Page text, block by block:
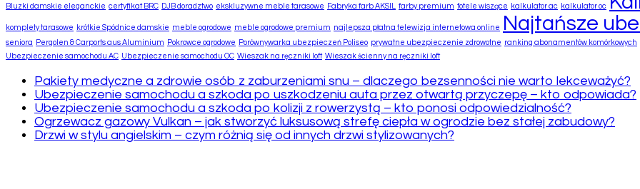
Bluzki damskie eleganckie certyfikat BRC DJB doradztwo ekskluzywne meble tarasowe Fabryka farb AKSIL farby premium fotele wiszące kalkulator ac kalkulator oc
komplety tarasowe krótkie Spódnice damskie meble ogrodowe meble ogrodowe premium najlepsza płatna telewizja internetowa online Najtańsze
seniora
Pergolen & Carports aus Aluminium Pokrowce ogrodowe Porównywarka ubezpieczeń Poliseo prywatne ubezpieczenie zdrowotne ranking abonamentów komórkowych
Ubezpieczenie samochodu AC Ubezpieczenie samochodu OC Wieszak na ręczniki loft Wieszak ścienny na ręczniki loft
Pakiety medyczne a zdrowie osób z zaburzeniami snu – dlaczego bezsenności nie warto lekceważyć?
Ubezpieczenie samochodu a szkoda po uszkodzeniu auta przez otwartą przyczepę – kto odpowiada?
Ubezpieczenie samochodu a szkoda po kolizji z rowerzystą – kto ponosi odpowiedzialność?
Ogrzewacz gazowy Vulkan – jak stworzyć luksusową strefę ciepła w ogrodzie bez stałej zabudowy?
Drzwi w stylu angielskim – czym różnią się od innych drzwi stylizowanych?